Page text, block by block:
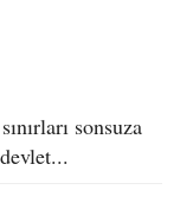
sonsuza